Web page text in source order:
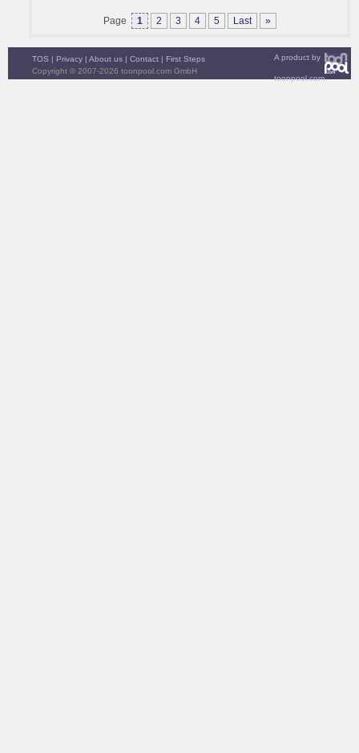
Page 1 2 3 4 5 Last »
A product by
toonpool.com
TOS | Privacy | About us | Contact | First Steps
Copyright © 2007-2026 toonpool.com GmbH